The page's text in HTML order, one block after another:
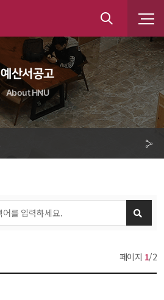
통
합
검
색
예산서공고
About HNU
페이지 1/2